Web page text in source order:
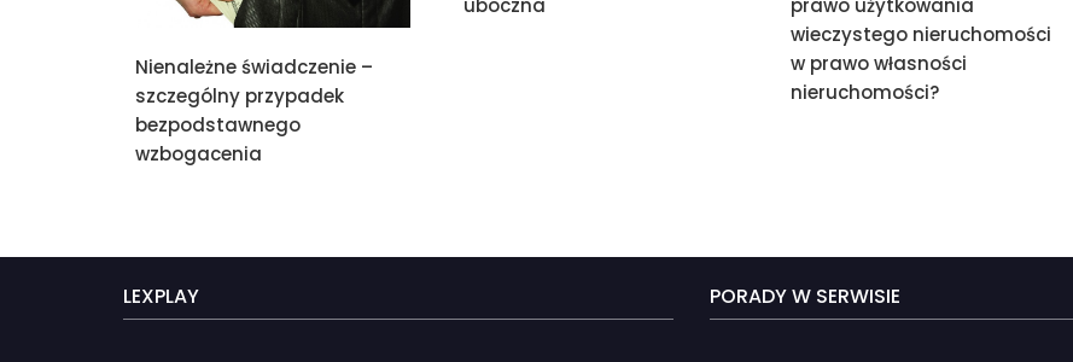
Nienależne świadczenie –
szczególny przypadek
bezpodstawnego
wzbogacenia
wieczystego nieruchomości
w prawo własności
nieruchomości?
LEXPLAY PORADY W SERWISIE